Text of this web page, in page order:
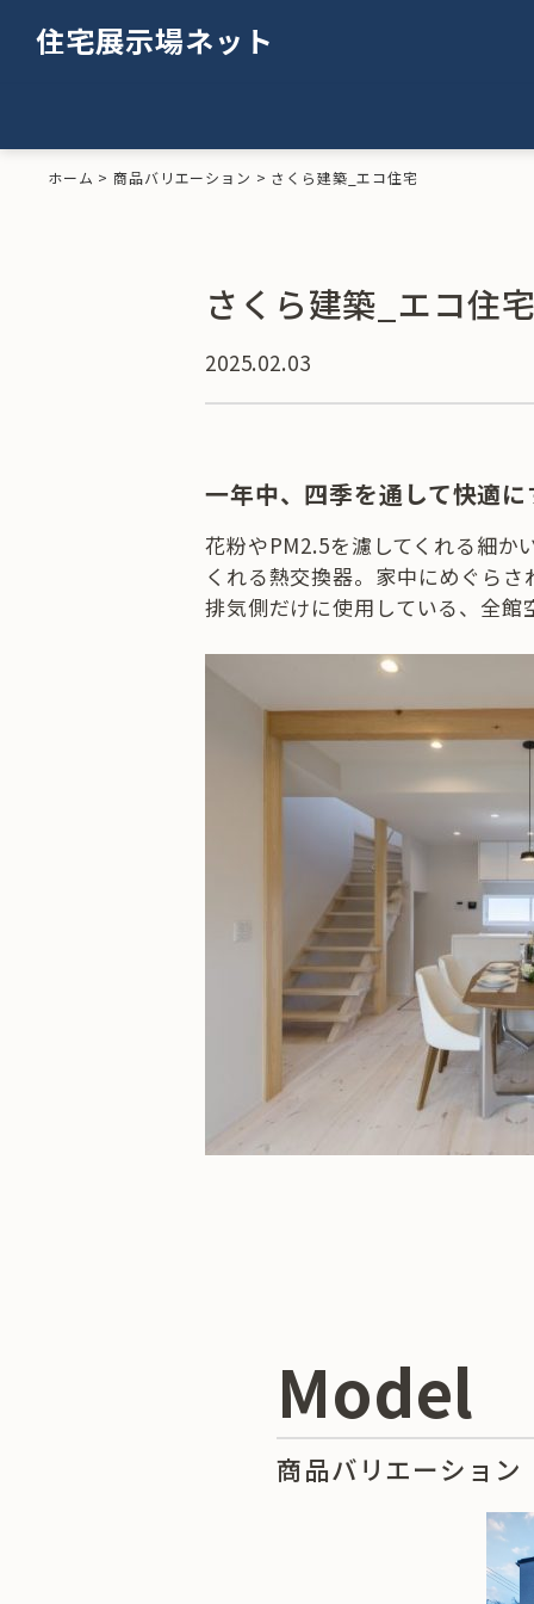
住宅展示場ネット
ホーム >商品バリエーション > さくら建築_エコ住宅
さくら建築_エコ住
2025.02.03
一年中、四季を通して快適
花粉やPM2.5を濾してくれる細か
くれる熱交換器。家中にめぐら
排気側だけに使用している、全館
Model
商品バリエーション